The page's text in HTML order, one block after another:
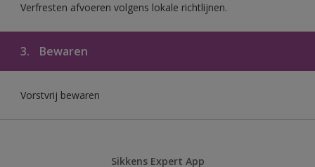
Verfresten afvoeren volgens lokale richtlijnen.
3. Bewaren
Vorstvrij bewaren
Sikkens Expert App